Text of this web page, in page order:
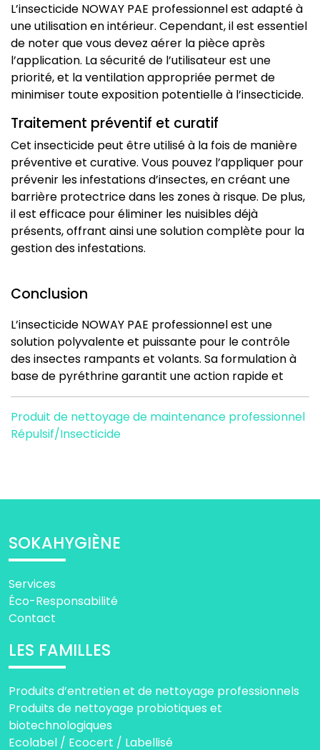
L’insecticide NOWAY PAE professionnel est adapté à
une utilisation en intérieur. Cependant, il est essentiel
de noter que vous devez aérer la pièce après
l’application. La sécurité de l’utilisateur est une
priorité, et la ventilation appropriée permet de
minimiser toute exposition potentielle à l’insecticide.
Traitement préventif et curatif
Cet insecticide peut être utilisé à la fois de manière
préventive et curative. Vous pouvez l’appliquer pour
prévenir les infestations d’insectes, en créant une
barrière protectrice dans les zones à risque. De plus,
il est efficace pour éliminer les nuisibles déjà
présents, offrant ainsi une solution complète pour la
gestion des infestations.
Conclusion
L’insecticide NOWAY PAE professionnel est une
solution polyvalente et puissante pour le contrôle
des insectes rampants et volants. Sa formulation à
base de pyréthrine garantit une action rapide et
Produit de nettoyage de maintenance professionnel
Répulsif/Insecticide
SOKAHYGIÈNE
Services
Éco-Responsabilité
Contact
LES FAMILLES
Produits d’entretien et de nettoyage professionnels
Produits de nettoyage probiotiques et
biotechnologiques
Ecolabel / Ecocert / Labellisé